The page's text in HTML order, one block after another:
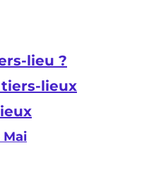
lieu ?
lieux
Mai